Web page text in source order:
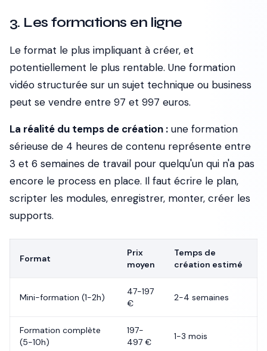
3. Les formations en ligne
Le format le plus impliquant à créer, et
potentiellement le plus rentable. Une formation
vidéo structurée sur un sujet technique ou business
peut se vendre entre 97 et 997 euros.
La réalité du temps de création : une formation
sérieuse de 4 heures de contenu représente entre
3 et 6 semaines de travail pour quelqu'un qui n'a pas
encore le process en place. Il faut écrire le plan,
scripter les modules, enregistrer, monter, créer les
supports.
Format
Prix
moyen
Temps de
création estimé
Mini-formation (1-2h)
47-197
€
2-4 semaines
Formation complète
(5-10h)
197-
497 €
1-3 mois